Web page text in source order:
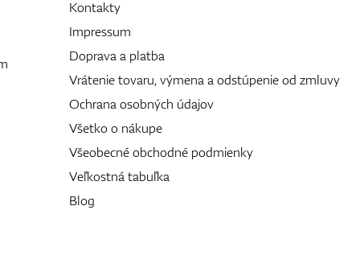
Kontakty
Impressum
Doprava a platba
Vrátenie tovaru, výmena a odstúpenie od zmluvy
Ochrana osobných údajov
Všetko o nákupe
Všeobecné obchodné podmienky
Veľkostná tabuľka
Blog